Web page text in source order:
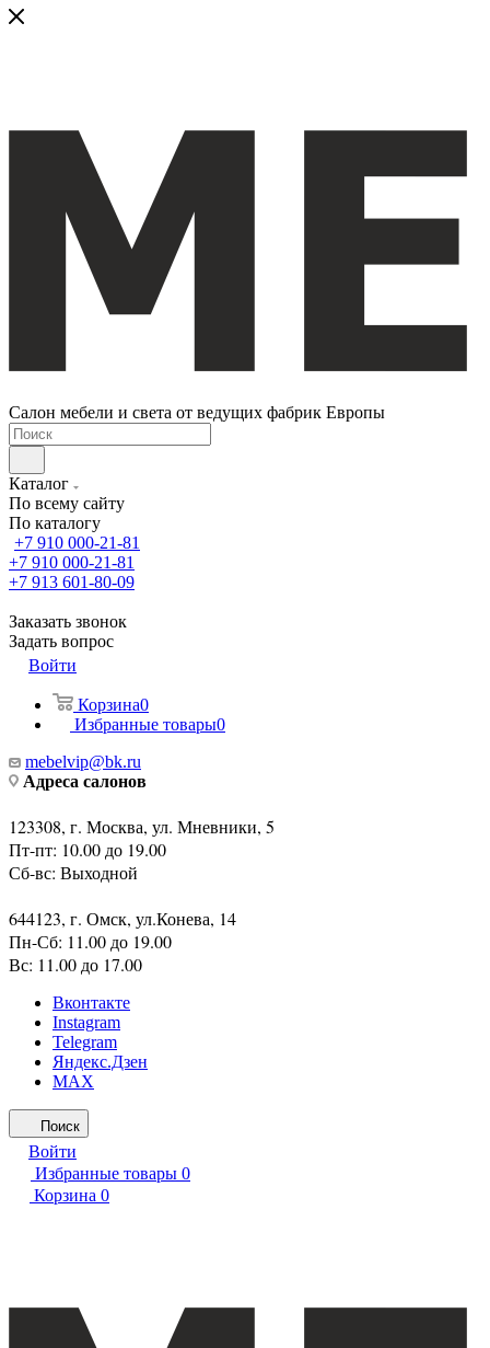
Салон мебели и света от ведущих фабрик Европы
Каталог
По всему сайту
По каталогу
+7 910 000-21-81
+7 910 000-21-81
+7 913 601-80-09
Заказать звонок
Задать вопрос
Войти
Корзина0
Избранные товары0
mebelvip@bk.ru
Адреса салонов
123308, г. Москва, ул. Мневники, 5
Пт-пт: 10.00 до 19.00
Сб-вс: Выходной
644123, г. Омск, ул.Конева, 14
Пн-Сб: 11.00 до 19.00
Вс: 11.00 до 17.00
Вконтакте
Instagram
Telegram
Яндекс.Дзен
MAX
Поиск
Войти
Избранные товары 0
Корзина 0